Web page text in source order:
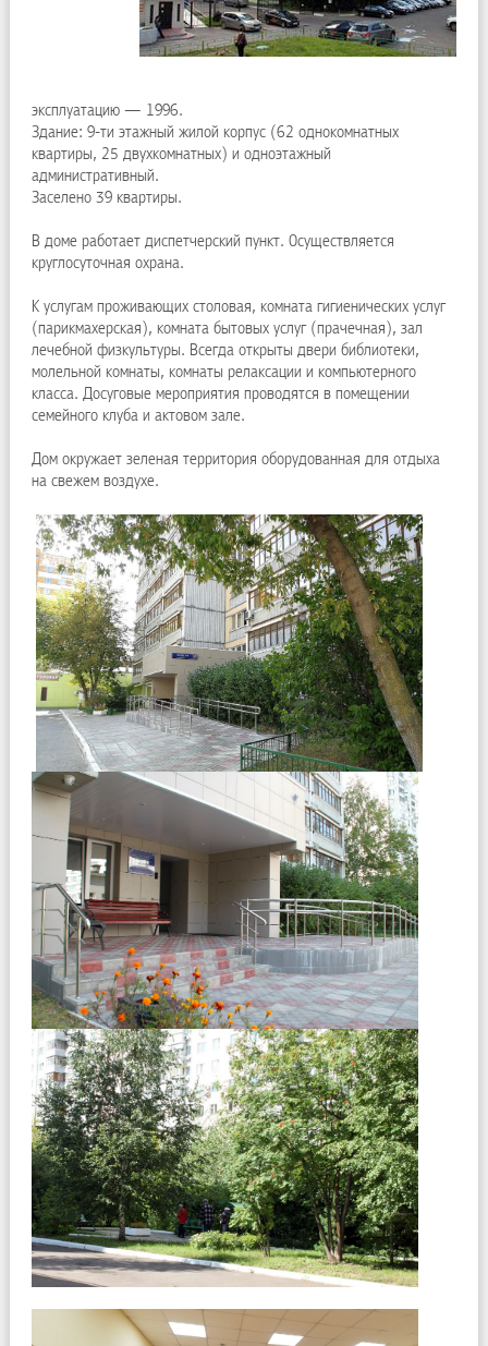
эксплуатацию — 1996.
Здание: 9-ти этажный жилой корпус (62 однокомнатных
квартиры, 25 двухкомнатных) и одноэтажный
административный.
Заселено 39 квартиры.
В доме работает диспетчерский пункт. Осуществляется
круглосуточная охрана.
К услугам проживающих столовая, комната гигиенических услуг
(парикмахерская), комната бытовых услуг (прачечная), зал
лечебной физкультуры. Всегда открыты двери библиотеки,
молельной комнаты, комнаты релаксации и компьютерного
класса. Досуговые мероприятия проводятся в помещении
семейного клуба и актовом зале.
Дом окружает зеленая территория оборудованная для отдыха
на свежем воздухе.